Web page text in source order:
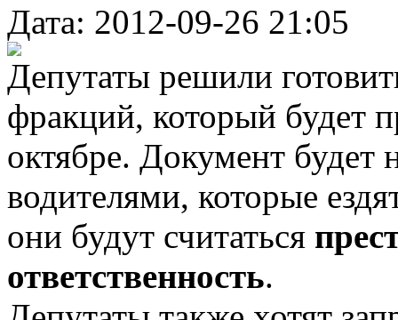
Дата: 2012-09-26 21:05
Депутаты решили
фракций, который будет
октябре. Документ будет
водителями, которые
они будут считаться
ответственность.